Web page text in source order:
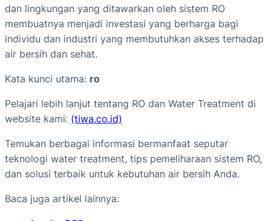
dan lingkungan yang ditawarkan oleh sistem RO
membuatnya menjadi investasi yang berharga bagi
individu dan industri yang membutuhkan akses terhadap
air bersih dan sehat.
Kata kunci utama: ro
Pelajari lebih lanjut tentang RO dan Water Treatment di
website kami: (tiwa.co.id)
Temukan berbagai informasi bermanfaat seputar
teknologi water treatment, tips pemeliharaan sistem RO,
dan solusi terbaik untuk kebutuhan air bersih Anda.
Baca juga artikel lainnya: